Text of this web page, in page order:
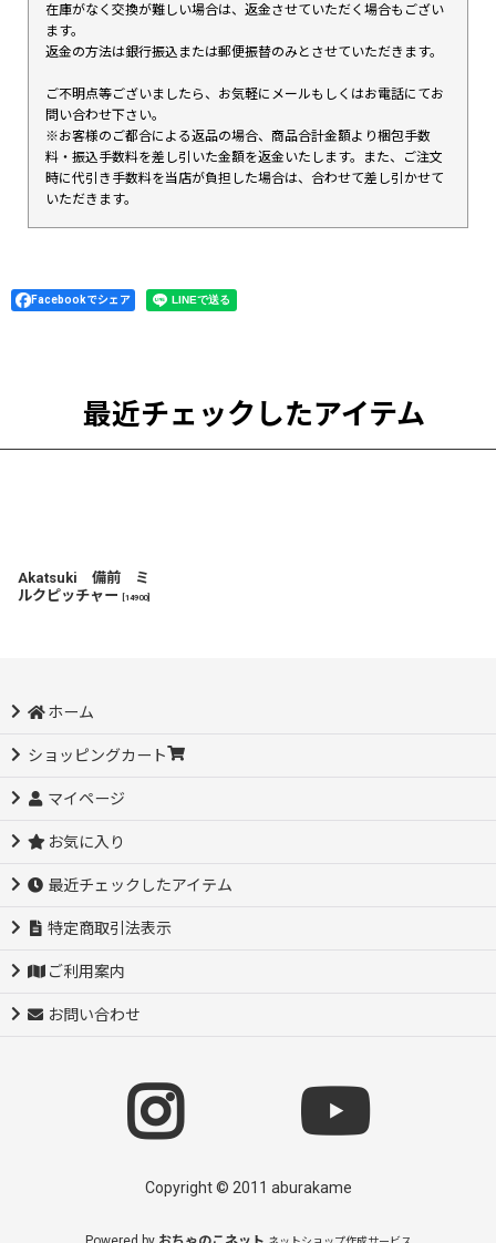
在庫がなく交換が難しい場合は、返金させていただく場合もござい
ます。
返金の方法は銀行振込または郵便振替のみとさせていただきます。
ご不明点等ございましたら、お気軽にメールもしくはお電話にてお
問い合わせ下さい。
※お客様のご都合による返品の場合、商品合計金額より梱包手数
料・振込手数料を差し引いた金額を返金いたします。また、ご注文
時に代引き手数料を当店が負担した場合は、合わせて差し引かせて
いただきます。
Facebookでシェア
最近チェックしたアイテム
Akatsuki 備前 ミ
ルクピッチャー
14900]
ホーム
ショッピングカート
マイページ
お気に入り
最近チェックしたアイテム
特定商取引法表示
ご利用案内
お問い合わせ
Copyright © 2011 aburakame